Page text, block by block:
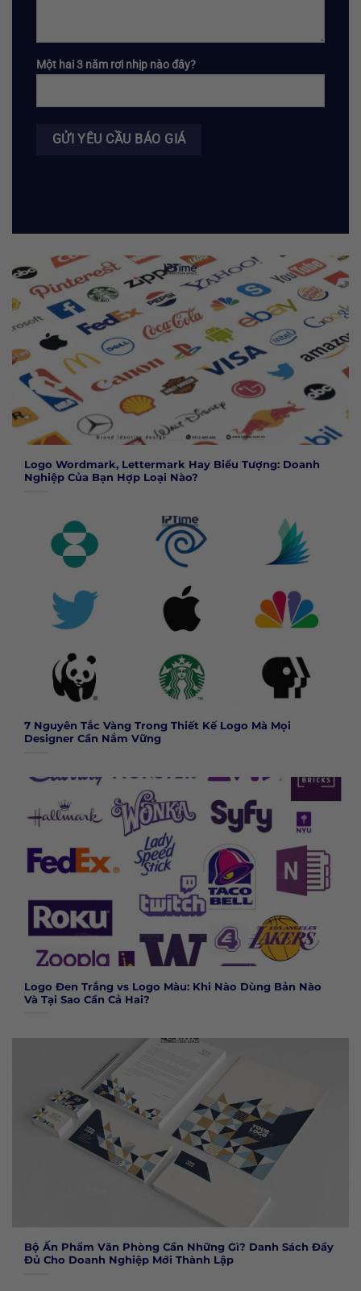
Một hai 3 năm rơi nhịp nào đây?
Logo Wordmark, Lettermark Hay Biểu Tượng: Doanh
Nghiệp Của Bạn Hợp Loại Nào?
7 Nguyên Tắc Vàng Trong Thiết Kế Logo Mà Mọi
Designer Cần Nắm Vững
Logo Đen Trắng vs Logo Màu: Khi Nào Dùng Bản Nào
Và Tại Sao Cần Cả Hai?
Bộ Ấn Phẩm Văn Phòng Cần Những Gì? Danh Sách Đầy
Đủ Cho Doanh Nghiệp Mới Thành Lập